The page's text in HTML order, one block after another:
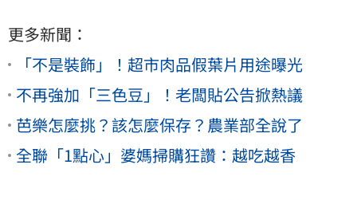
更多新聞：
「不是裝飾」！超市肉品假葉片用途曝光
不再強加「三色豆」！老闆貼公告掀熱議
芭樂怎麼挑？該怎麼保存？農業部全說了
全聯「1點心」婆媽掃購狂讚：越吃越香